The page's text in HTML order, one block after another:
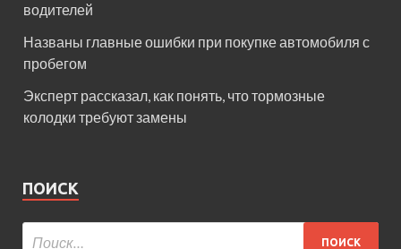
водителей
Названы главные ошибки при покупке автомобиля с
пробегом
Эксперт рассказал, как понять, что тормозные
колодки требуют замены
ПОИСК